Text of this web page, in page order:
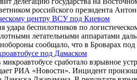
российского президента
центру ВСУ под Киевом
удара беспилотников по
летательными аппаратами
сообщало, что в Броварах
под Дамаском
сработало взрывное
РИА «Новости». Инцидент